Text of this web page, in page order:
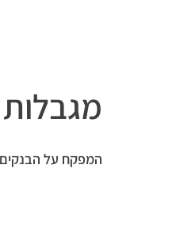
מגבלות
המפקח על הבנקים